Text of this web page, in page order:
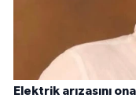
Elektrik arızasını